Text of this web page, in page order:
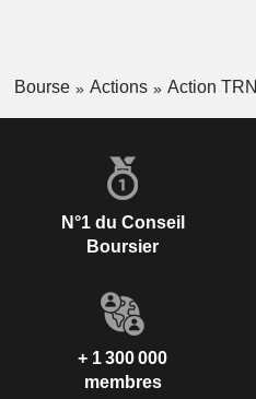
Bourse Actions Action TRN
N°1 du Conseil
Boursier
+ 1 300 000
membres